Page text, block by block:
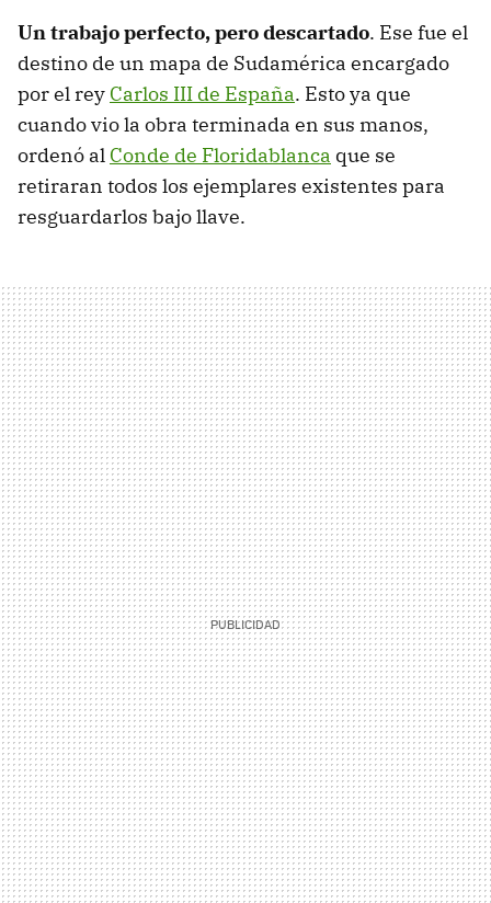
Un trabajo perfecto, pero descartado. Ese fue el
destino de un mapa de Sudamérica encargado
por el rey Carlos III de España. Esto ya que
cuando vio la obra terminada en sus manos,
ordenó al Conde de Floridablanca que se
retiraran todos los ejemplares existentes para
resguardarlos bajo llave.